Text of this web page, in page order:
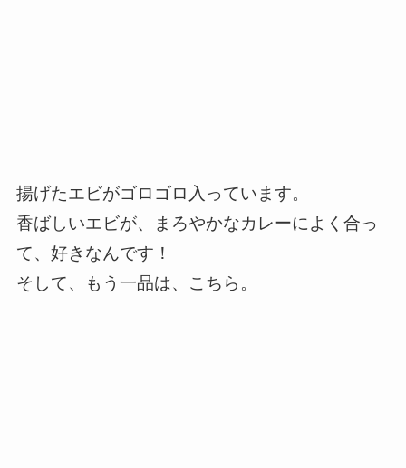
揚げたエビがゴロゴロ入っています。
香ばしいエビが、まろやかなカレーによく合っ
て、好きなんです！
そして、もう一品は、こちら。